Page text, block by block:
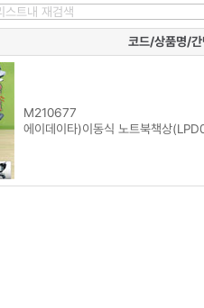
코드/상품명/간
M210677
에이데이타)이동식 노트북책상